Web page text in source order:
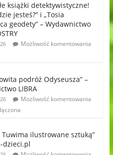
książki detektywistyczne!
jesteś?” i „Tosia
geodety” – Wydawnictwo
Możliwość komentowania
podróż Odyseusza” –
LIBRA
Możliwość komentowania
Tuwima ilustrowane sztuką”
dzieci.pl